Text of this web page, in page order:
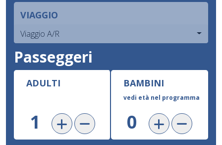
VIAGGIO
Viaggio A/R
Passeggeri
ADULTI BAMBINI
vedi età nel programma